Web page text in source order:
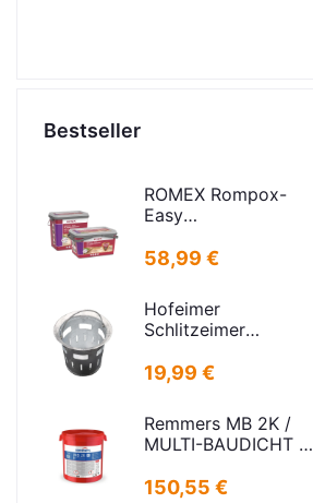
Bestseller
ROMEX Rompox-
Easy
Sand-basalt 25kg
58,99 €
Hofeimer
Schlitzeimer
kurz
19,99 €
Remmers MB 2K /
MULTI-BAUDICHT 2K
150,55 €